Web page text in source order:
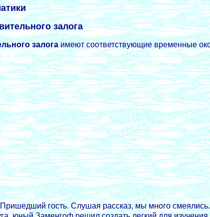
залога
залогаимеют соответствующие временные
гость. Слушая рассказ, мы много